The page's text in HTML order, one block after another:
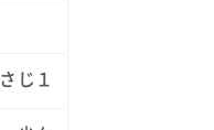
じ１